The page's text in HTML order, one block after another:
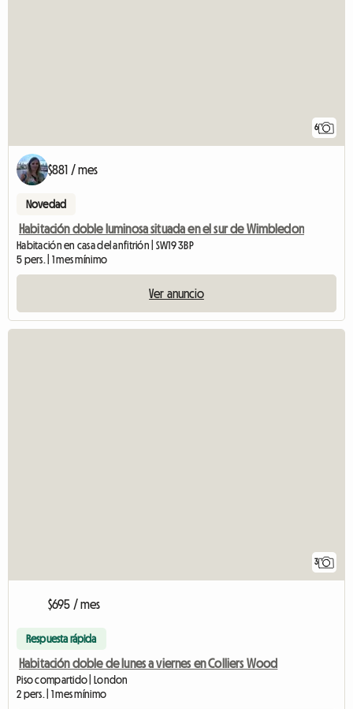
6
$881 / mes
Novedad
Habitación doble luminosa situada en el sur de Wimbledon
Habitación en casa del anfitrión | SW19 3BP
5 pers. | 1 mes mínimo
Ver anuncio
3
$695 / mes
Respuesta rápida
Habitación doble de lunes a viernes en Colliers Wood
Piso compartido | London
2 pers. | 1 mes mínimo